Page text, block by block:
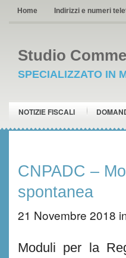
Home Indirizzi e numeri
Studio
SPECIALIZZATO IN
NOTIZIE FISCALI
CNPADC –
spontanea
21 Novembre 2018
Moduli per la